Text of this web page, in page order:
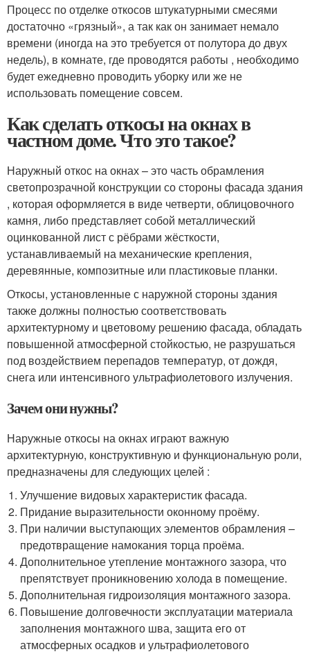
Процесс по отделке откосов штукатурными смесями
достаточно «грязный», а так как он занимает немало
времени (иногда на это требуется от полутора до двух
недель), в комнате, где проводятся работы , необходимо
будет ежедневно проводить уборку или же не
использовать помещение совсем.
Как сделать откосы на окнах в
частном доме. Что это такое?
Наружный откос на окнах – это часть обрамления
светопрозрачной конструкции со стороны фасада здания
, которая оформляется в виде четверти, облицовочного
камня, либо представляет собой металлический
оцинкованной лист с рёбрами жёсткости,
устанавливаемый на механические крепления,
деревянные, композитные или пластиковые планки.
Откосы, установленные с наружной стороны здания
также должны полностью соответствовать
архитектурному и цветовому решению фасада, обладать
повышенной атмосферной стойкостью, не разрушаться
под воздействием перепадов температур, от дождя,
снега или интенсивного ультрафиолетового излучения.
Зачем они нужны?
Наружные откосы на окнах играют важную
архитектурную, конструктивную и функциональную роли,
предназначены для следующих целей :
Улучшение видовых характеристик фасада.
Придание выразительности оконному проёму.
При наличии выступающих элементов обрамления –
предотвращение намокания торца проёма.
Дополнительное утепление монтажного зазора, что
препятствует проникновению холода в помещение.
Дополнительная гидроизоляция монтажного зазора.
Повышение долговечности эксплуатации материала
заполнения монтажного шва, защита его от
атмосферных осадков и ультрафиолетового